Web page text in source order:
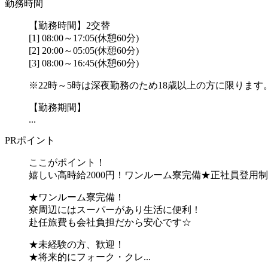
勤務時間
【勤務時間】2交替
[1] 08:00～17:05(休憩60分)
[2] 20:00～05:05(休憩60分)
[3] 08:00～16:45(休憩60分)
※22時～5時は深夜勤務のため18歳以上の方に限ります。
【勤務期間】
...
PRポイント
ここがポイント！
嬉しい高時給2000円！ワンルーム寮完備★正社員登用
★ワンルーム寮完備！
寮周辺にはスーパーがあり生活に便利！
赴任旅費も会社負担だから安心です☆
★未経験の方、歓迎！
★将来的にフォーク・クレ...